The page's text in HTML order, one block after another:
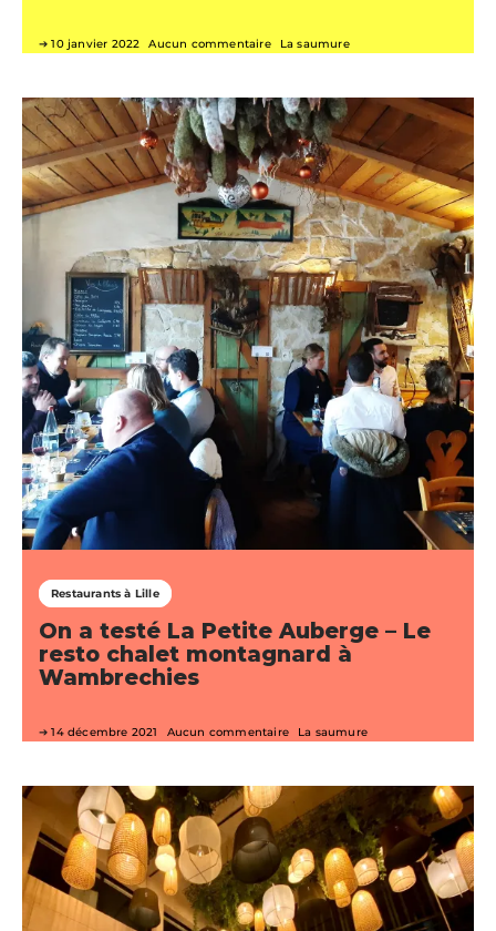
10 janvier 2022 Aucun commentaire La saumure
Restaurants à Lille
On a testé La Petite Auberge – Le
resto chalet montagnard à
Wambrechies
14 décembre 2021 Aucun commentaire La saumure